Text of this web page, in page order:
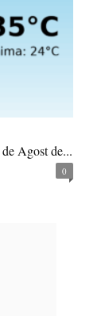
Agost de...
0